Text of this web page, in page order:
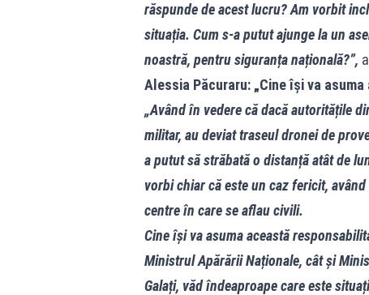
răspunde de acest lucru? Am vorbit
situația. Cum s-a putut ajunge la un
noastră, pentru siguranța națională?”,
Alessia Păcuraru: „Cine își va
„Având în vedere că dacă autoritățile
militar, au deviat traseul dronei de
a putut să străbată o distanță atât de
vorbi chiar că este un caz fericit,
centre în care se aflau civili.
Cine își va asuma această
Ministrul Apărării Naționale, cât și
Galați, văd îndeaproape care este